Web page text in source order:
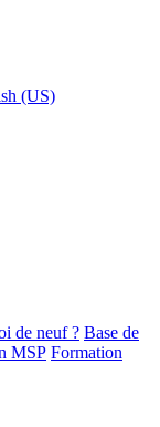
(US)
de neuf ? Base de
MSP Formation